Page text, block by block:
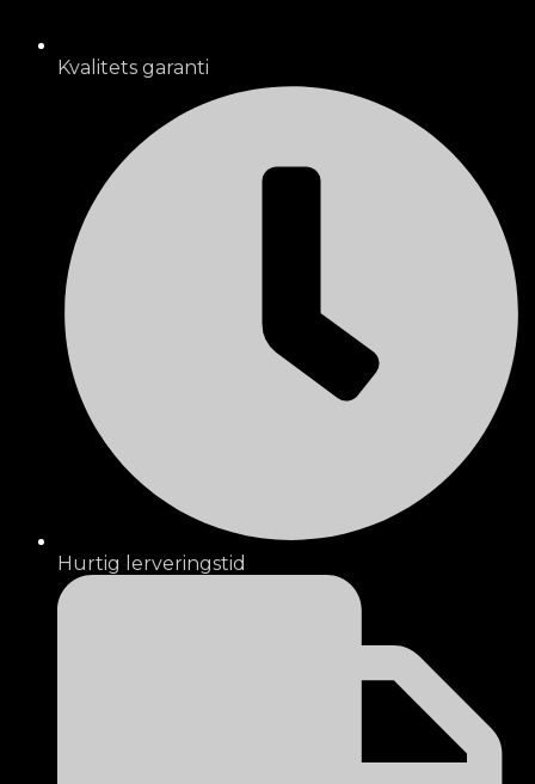
Kvalitets garanti
Hurtig lerveringstid